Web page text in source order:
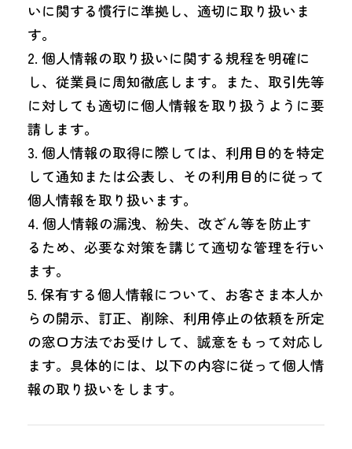
いに関する慣行に準拠し、適切に取り扱いま
す。
個人情報の取り扱いに関する規程を明確に
し、従業員に周知徹底します。また、取引先等
に対しても適切に個人情報を取り扱うように要
請します。
個人情報の取得に際しては、利用目的を特定
して通知または公表し、その利用目的に従って
個人情報を取り扱います。
個人情報の漏洩、紛失、改ざん等を防止す
るため、必要な対策を講じて適切な管理を行い
ます。
保有する個人情報について、お客さま本人か
らの開示、訂正、削除、利用停止の依頼を所定
の窓口方法でお受けして、誠意をもって対応し
ます。具体的には、以下の内容に従って個人情
報の取り扱いをします。